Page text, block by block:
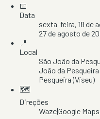
📅
Data
sexta-feira, 18 de
27 de agosto de
📍
Local
São João da
João da Pesqueira
Pesqueira(Viseu)
🗺️
Direções
Waze|Google Maps